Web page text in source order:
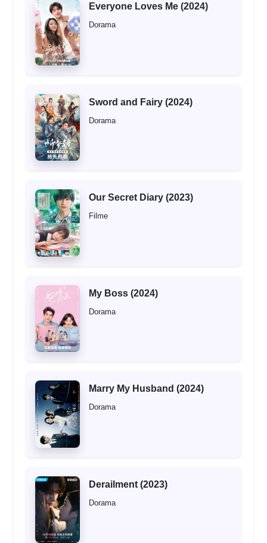
Everyone Loves Me (2024)
Dorama
Sword and Fairy (2024)
Dorama
Our Secret Diary (2023)
Filme
My Boss (2024)
Dorama
Marry My Husband (2024)
Dorama
Derailment (2023)
Dorama